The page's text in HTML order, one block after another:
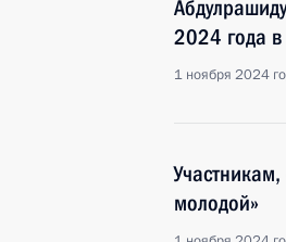
2024 года в
1 ноября 2024
молодой»